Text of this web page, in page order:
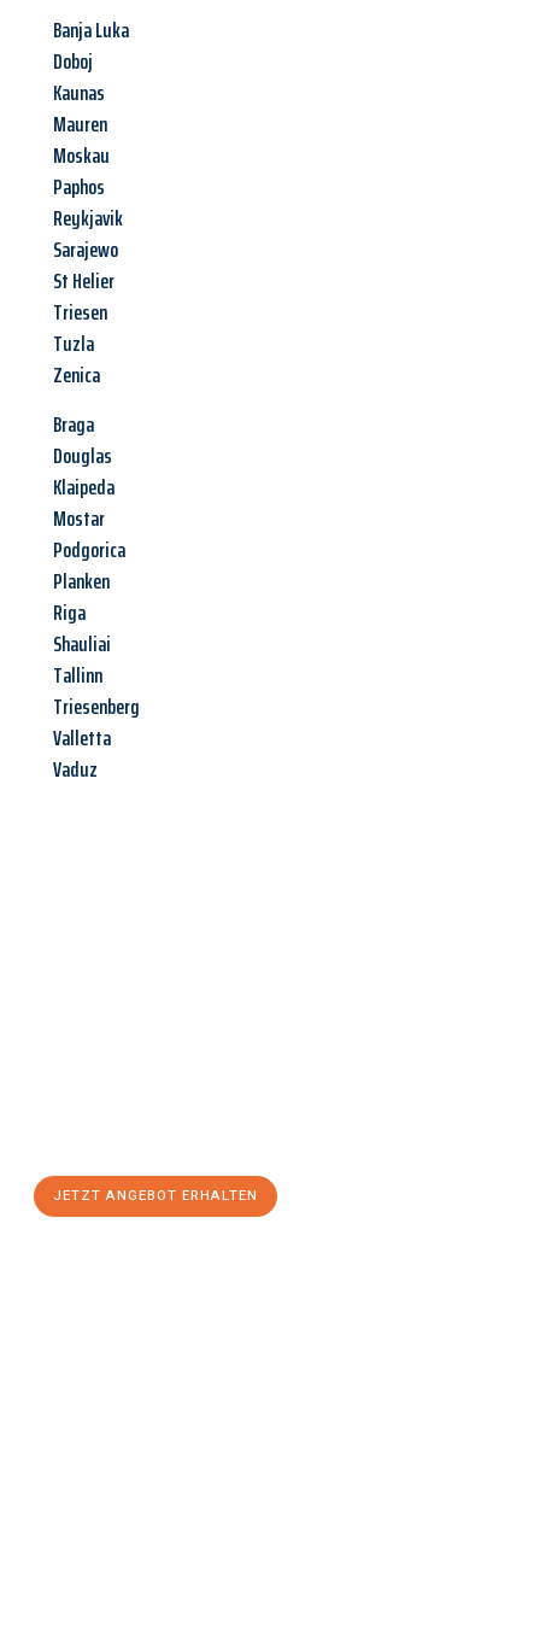
Banja Luka
Doboj
Kaunas
Mauren
Moskau
Paphos
Reykjavik
Sarajewo
St Helier
Triesen
Tuzla
Zenica
Braga
Douglas
Klaipeda
Mostar
Podgorica
Planken
Riga
Shauliai
Tallinn
Triesenberg
Valletta
Vaduz
JETZT ANGEBOT ERHALTEN